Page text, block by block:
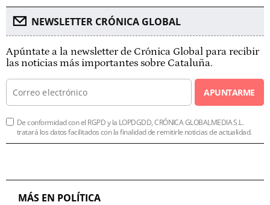
NEWSLETTER CRÓNICA GLOBAL
Apúntate a la newsletter de Crónica Global para recibir
las noticias más importantes sobre Cataluña.
APUNTARME
De conformidad con el RGPD y la LOPDGDD, CRÓNICA GLOBALMEDIA S.L.
tratará los datos facilitados con la finalidad de remitirle noticias de actualidad.
MÁS EN POLÍTICA